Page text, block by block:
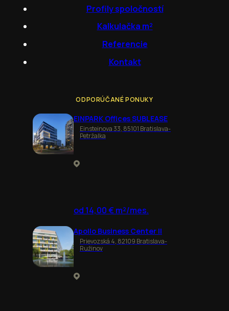
Profily spoločností
Kalkulačka m²
Referencie
Kontakt
ODPORÚČANÉ PONUKY
EINPARK Offices SUBLEASE
Einsteinova 33, 85101 Bratislava-
Petržalka
od 14,00 € m²/mes.
Apollo Business Center II
Prievozská 4, 82109 Bratislava-
Ružinov